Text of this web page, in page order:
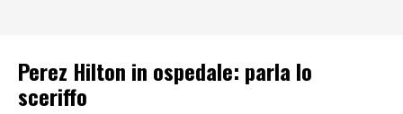
Perez Hilton in ospedale: parla lo
sceriffo